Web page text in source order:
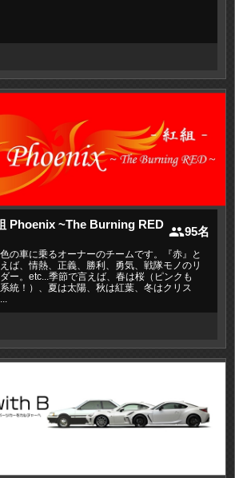
Phoenix ~The Burning RED people95名
の車に乗るオーナーのチームです。『赤』と
ば、情熱、正義、勝利、勇気、戦隊モノのリ
ー。etc...季節で言えば、春は桜（ピンクも
統！）、夏は太陽、秋は紅葉、冬はクリス